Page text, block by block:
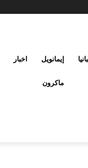
إيمانويل
ماكرون
اخبار